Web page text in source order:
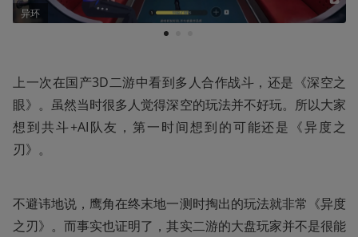
异环
1
上一次在国产3D二游中看到多人合作战斗，还是《深空之
眼》。虽然当时很多人觉得深空的玩法并不好玩。所以大家
想到共斗+AI队友，第一时间想到的可能还是《异度之
刃》。
不避讳地说，鹰角在终末地一测时掏出的玩法就非常《异度
之刃》。而事实也证明了，其实二游的大盘玩家并不是很能